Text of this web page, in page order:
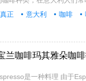
真正 意大利 咖啡
兰咖啡玛其雅朵咖
是一种料理 由于